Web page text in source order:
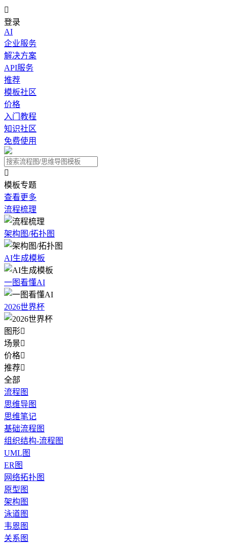

登录
AI
企业服务
解决方案
API服务
推荐
模板社区
价格
入门教程
知识社区
免费使用

模板专题
查看更多
流程梳理
架构图/拓扑图
AI生成模板
一图看懂AI
2026世界杯
图形
场景
价格
推荐
全部
流程图
思维导图
思维笔记
基础流程图
组织结构-流程图
UML图
ER图
网络拓扑图
原型图
架构图
泳道图
韦恩图
关系图